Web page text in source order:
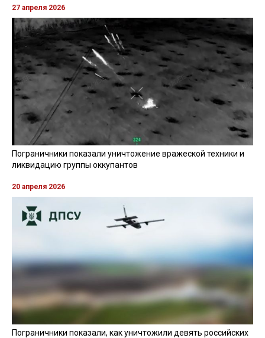
27 апреля 2026
Пограничники показали уничтожение вражеской техники и
ликвидацию группы оккупантов
20 апреля 2026
Пограничники показали, как уничтожили девять российских